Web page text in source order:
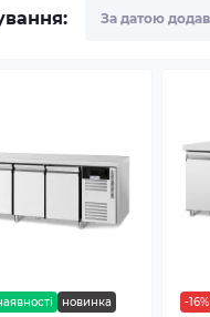
новинка -16%